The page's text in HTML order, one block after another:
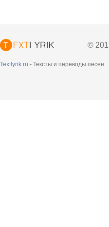
©
Textlyrik.ru - Тексты и переводы песен.